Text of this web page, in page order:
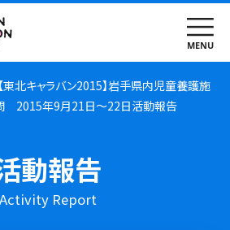
【東北キャラバン2015】岩手県内児童養護施
2015年9月21日～22日活動報告
動報告
Activity Report